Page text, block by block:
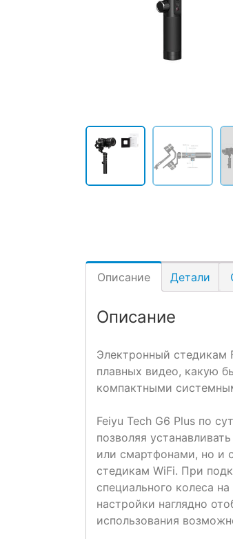
Описание Детали
Описание
Электронный стедикам
плавных видео, какую
компактными
Feiyu Tech G6 Plus по
позволяя
или смартфонами, но и
стедикам WiFi. При
специального колеса
настройки наглядно
использования